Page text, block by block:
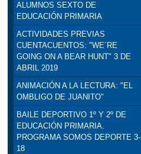
ALUMNOS SEXTO DE
EDUCACIÓN PRIMARIA
ACTIVIDADES PREVIAS
CUENTACUENTOS: "WE´RE
GOING ON A BEAR HUNT" 3 DE
ABRIL 2019
ANIMACIÓN A LA LECTURA: "EL
OMBLIGO DE JUANITO"
BAILE DEPORTIVO 1º Y 2º DE
EDUCACIÓN PRIMARIA.
PROGRAMA SOMOS DEPORTE 3-
18